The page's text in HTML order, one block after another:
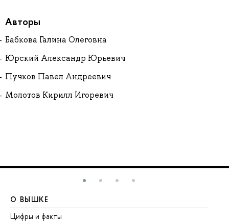
Авторы
Бабкова Галина Олеговна
Юрский Александр Юрьевич
Пучков Павел Андреевич
Молотов Кирилл Игоревич
О ВЫШКЕ
Цифры и факты